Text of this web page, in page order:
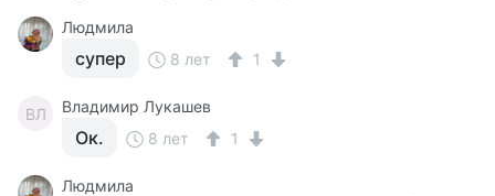
Людмила
супер 8 лет 1
ВЛ Владимир Лукашев
Ок. 8 лет 1
Людмила